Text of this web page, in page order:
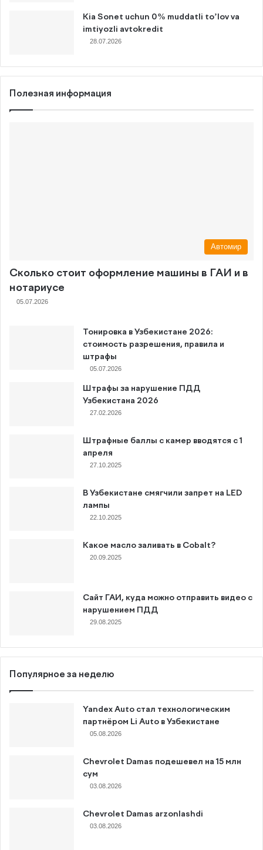
Kia Sonet uchun 0% muddatli to’lov va
imtiyozli avtokredit
28.07.2026
Полезная информация
Автомир
Сколько стоит оформление машины в ГАИ и в
нотариусе
05.07.2026
Тонировка в Узбекистане 2026:
стоимость разрешения, правила и
штрафы
05.07.2026
Штрафы за нарушение ПДД
Узбекистана 2026
27.02.2026
Штрафные баллы с камер вводятся с 1
апреля
27.10.2025
В Узбекистане смягчили запрет на LED
лампы
22.10.2025
Какое масло заливать в Cobalt?
20.09.2025
Сайт ГАИ, куда можно отправить видео с
нарушением ПДД
29.08.2025
Популярное за неделю
Yandex Auto стал технологическим
партнёром Li Auto в Узбекистане
05.08.2026
Chevrolet Damas подешевел на 15 млн
сум
03.08.2026
Chevrolet Damas arzonlashdi
03.08.2026